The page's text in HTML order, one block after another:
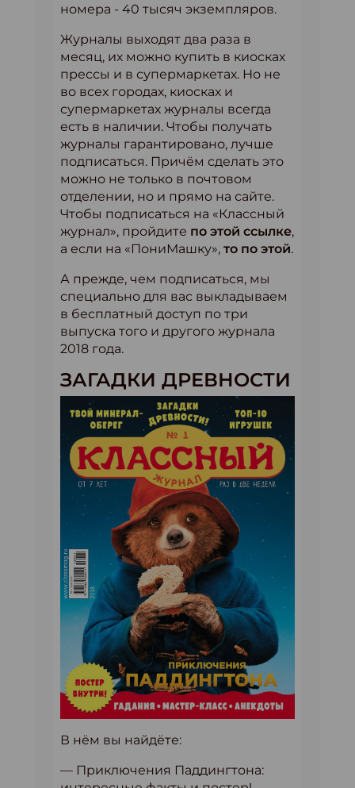
номера - 40 тысяч экземпляров.
Журналы выходят два раза в
месяц, их можно купить в киосках
прессы и в супермаркетах. Но не
во всех городах, киосках и
супермаркетах журналы всегда
есть в наличии. Чтобы получать
журналы гарантировано, лучше
подписаться. Причём сделать это
можно не только в почтовом
отделении, но и прямо на сайте.
Чтобы подписаться на «Классный
журнал», пройдите по этой ссылке,
а если на «ПониМашку», то по этой.
А прежде, чем подписаться, мы
специально для вас выкладываем
в бесплатный доступ по три
выпуска того и другого журнала
2018 года.
ЗАГАДКИ ДРЕВНОСТИ
В нём вы найдёте:
— Приключения Паддингтона: